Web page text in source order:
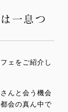
一息つ
ェをご紹介し
んと会う機会
会の真ん中で